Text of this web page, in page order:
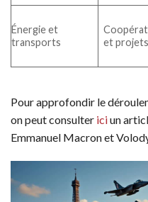
Énergie et
transports
et
Pour approfondir le
on peut consulter iciun
Emmanuel Macron et